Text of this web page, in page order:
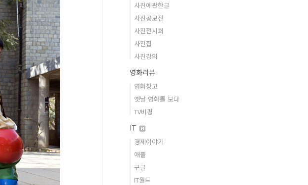
사진에관한글
사진공모전
사진전시회
사진집
사진강의
영화리뷰
영화창고
옛날 영화를 보다
TV비평
IT
경제이야기
애플
구글
IT월드